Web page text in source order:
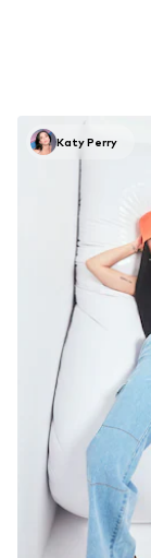
Katy Perry